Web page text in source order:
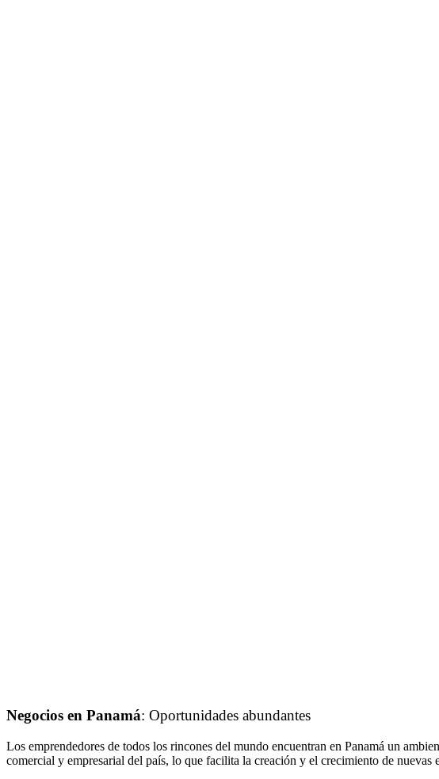
Negocios en Panamá: Oportunidades abundantes
Los emprendedores de todos los rincones del mundo encuentran en Panamá un
comercial y empresarial del país, lo que facilita la creación y el crecimiento de nuevas